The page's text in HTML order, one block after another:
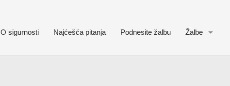
O sigurnosti Najćešća pitanja Podnesite žalbu Žalbe